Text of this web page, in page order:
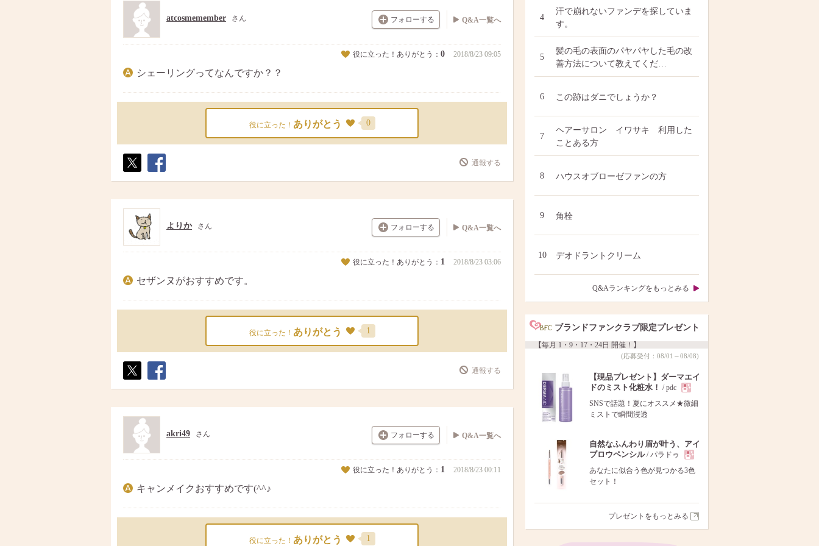
フォローする
atcosmemember さん Q&A一覧へ
役に立った！ありがとう： 0 2018/8/23 09:05
シェーリングってなんですか？？
役に立った！ ありがとう 0
ト
ア
通報する
フォローする
よりか さん Q&A一覧へ
役に立った！ありがとう： 1 2018/8/23 03:06
セザンヌがおすすめです。
役に立った！ ありがとう 1
ト
ア
通報する
フォローする
akri49 さん Q&A一覧へ
役に立った！ありがとう： 1 2018/8/23 00:11
キャンメイクおすすめです(^^♪
役に立った！ ありがとう 1
4
汗で崩れないファンデを探していま
す。
5
髪の毛の表面のパヤパヤした毛の改
善方法について教えてくだ…
6 この跡はダニでしょうか？
7
ヘアーサロン イワサキ 利用した
ことある方
8 ハウスオブローゼファンの方
9 角栓
10 デオドラントクリーム
Q&Aランキングをもっとみる
ブランドファンクラブ限定プレゼント
【毎月 1・9・17・24日 開催！】
(応募受付：08/01～08/08)
【現品プレゼント】ダーマエイ
ドのミスト化粧水！ / pdc
現
SNSで話題！夏にオススメ★微細
ミストで瞬間浸透
自然なふんわり眉が叶う、アイ
ブロウペンシル/ パラドゥ
現
あなたに似合う色が見つかる3色
セット！
プレゼントをもっとみる